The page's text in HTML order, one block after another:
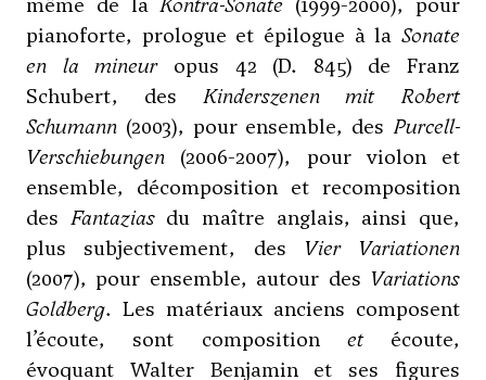
pianoforte, prologue et épilogue à la Sonate
en la mineuropus 42 (D. 845) de Franz
Schubert, des Kinderszenen mit Robert
Schumann (2003), pour ensemble, des Purcell-
Verschiebungen (2006-2007), pour violon et
ensemble, décomposition et recomposition
des Fantaziasdu maître anglais, ainsi que,
plus subjectivement, des Vier Variationen
(2007), pour ensemble, autour des Variations
Goldberg. Les matériaux anciens composent
l’écoute, sont composition etécoute,
évoquant Walter Benjamin et ses figures